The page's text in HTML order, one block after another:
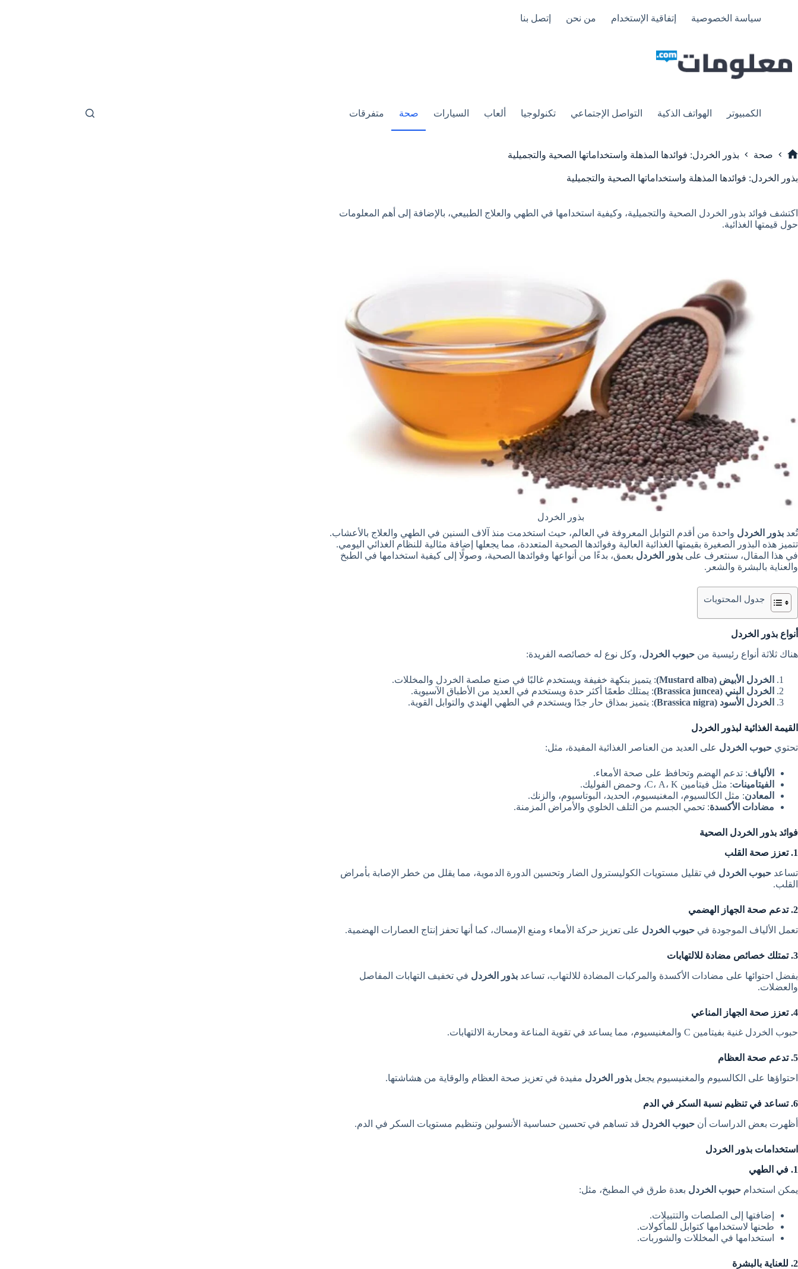
سياسة الخصوصية إتفاقية الإستخدام من نحن إتصل بنا
الكمبيوتر الهواتف الذكية التواصل الإجتماعي تكنولوجيا ألعاب السيارات صحة متفرقات
صحة بذور الخردل: فوائدها المذهلة واستخداماتها الصحية والتجميلية
بذور الخردل: فوائدها المذهلة واستخداماتها الصحية والتجميلية
اكتشف فوائد بذور الخردل الصحية والتجميلية، وكيفية استخدامها في الطهي والعلاج الطبيعي، بالإضافة إلى أهم المعلومات
حول قيمتها الغذائية.
بذور الخردل
تُعد بذور الخردل واحدة من أقدم التوابل المعروفة في العالم، حيث استخدمت منذ آلاف السنين في الطهي والعلاج بالأعشاب.
تتميز هذه البذور الصغيرة بقيمتها الغذائية العالية وفوائدها الصحية المتعددة، مما يجعلها إضافة مثالية للنظام الغذائي اليومي.
في هذا المقال، سنتعرف على بذور الخردل بعمق، بدءًا من أنواعها وفوائدها الصحية، وصولًا إلى كيفية استخدامها في الطبخ
والعناية بالبشرة والشعر.
جدول المحتويات
أنواع بذور الخردل
هناك ثلاثة أنواع رئيسية من حبوب الخردل، وكل نوع له خصائصه الفريدة:
الخردل الأبيض (Mustard alba)
: يتميز بنكهة خفيفة ويستخدم غالبًا في صنع صلصة الخردل والمخللات.
الخردل البني (Brassica juncea)
: يمتلك طعمًا أكثر حدة ويستخدم في العديد من الأطباق الآسيوية.
الخردل الأسود (Brassica nigra)
: يتميز بمذاق حار جدًا ويستخدم في الطهي الهندي والتوابل القوية.
القيمة الغذائية لبذور الخردل
تحتوي حبوب الخردل على العديد من العناصر الغذائية المفيدة، مثل:
الألياف: تدعم الهضم وتحافظ على صحة الأمعاء.
الفيتامينات: مثل فيتامين C، A، K، وحمض الفوليك.
المعادن: مثل الكالسيوم، المغنيسيوم، الحديد، البوتاسيوم، والزنك.
مضادات الأكسدة: تحمي الجسم من التلف الخلوي والأمراض المزمنة.
فوائد بذور الخردل الصحية
1. تعزز صحة القلب
تساعد حبوب الخردل في تقليل مستويات الكوليسترول الضار وتحسين الدورة الدموية، مما يقلل من خطر الإصابة بأمراض
القلب.
2. تدعم صحة الجهاز الهضمي
تعمل الألياف الموجودة في حبوب الخردل على تعزيز حركة الأمعاء ومنع الإمساك، كما أنها تحفز إنتاج العصارات الهضمية.
3. تمتلك خصائص مضادة للالتهابات
بفضل احتوائها على مضادات الأكسدة والمركبات المضادة للالتهاب، تساعد بذور الخردل في تخفيف التهابات المفاصل
والعضلات.
4. تعزز صحة الجهاز المناعي
حبوب الخردل غنية بفيتامين C والمغنيسيوم، مما يساعد في تقوية المناعة ومحاربة الالتهابات.
5. تدعم صحة العظام
احتواؤها على الكالسيوم والمغنيسيوم يجعل بذور الخردل مفيدة في تعزيز صحة العظام والوقاية من هشاشتها.
6. تساعد في تنظيم نسبة السكر في الدم
أظهرت بعض الدراسات أن حبوب الخردل قد تساهم في تحسين حساسية الأنسولين وتنظيم مستويات السكر في الدم.
استخدامات بذور الخردل
1. في الطهي
يمكن استخدام حبوب الخردل بعدة طرق في المطبخ، مثل:
إضافتها إلى الصلصات والتتبيلات.
طحنها لاستخدامها كتوابل للمأكولات.
استخدامها في المخللات والشوربات.
2. للعناية بالبشرة